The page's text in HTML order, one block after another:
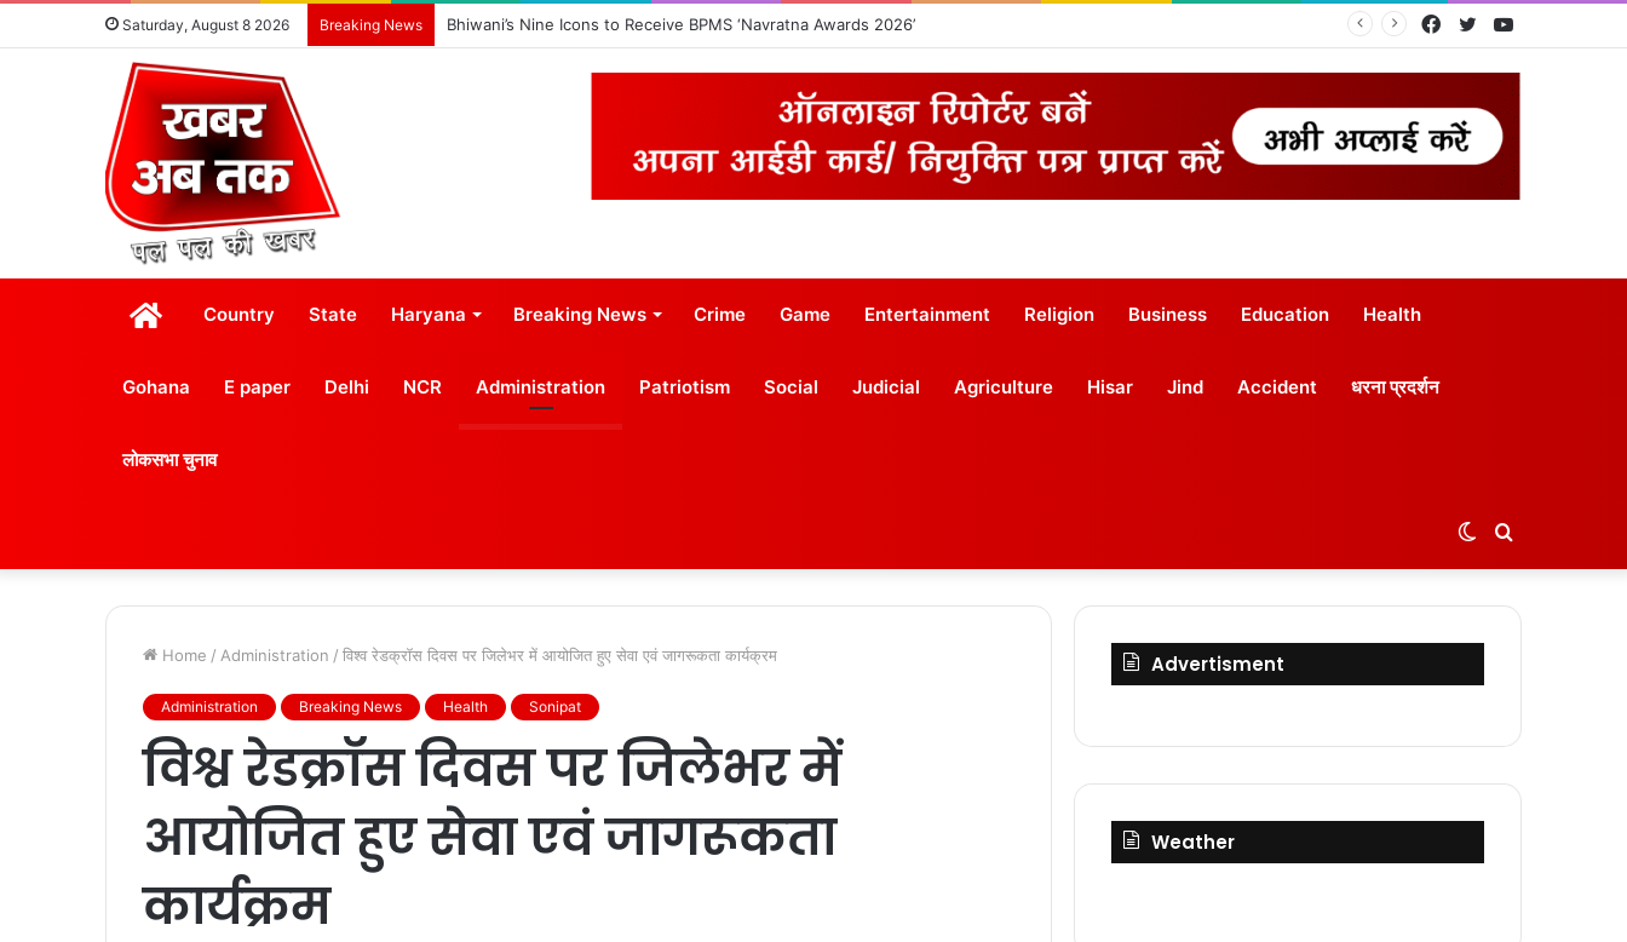
Saturday, August 8 2026 Breaking News Bhiwani’s Nine Icons to Receive BPMS ‘Navratna Awards 2026’ YouTube
Twitter
Facebook
होम Country State Haryana Breaking News Crime Game Entertainment Religion Business Education Health
Gohana E paper Delhi NCR Administration Patriotism Social Judicial Agriculture Hisar Jind Accident धरना प्रदर्शन
लोकसभा चुनाव
Switch
skin
Home / Administration / विश्व रेडक्रॉस दिवस पर जिलेभर में आयोजित हुए सेवा एवं जागरूकता कार्यक्रम
Administration Breaking News Health Sonipat
विश्व रेडक्रॉस दिवस पर जिलेभर में
आयोजित हुए सेवा एवं जागरूकता
कार्यक्रम
Advertisment
Weather